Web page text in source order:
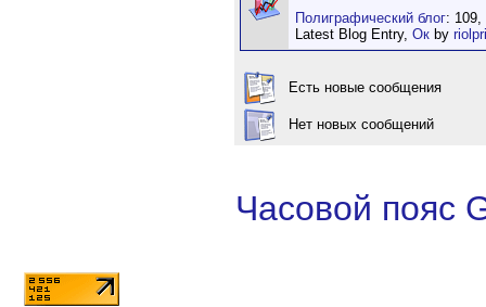
Полиграфический блог: 109,
Latest Blog Entry, Ок by
Есть новые сообщения
Нет новых сообщений
Часовой пояс